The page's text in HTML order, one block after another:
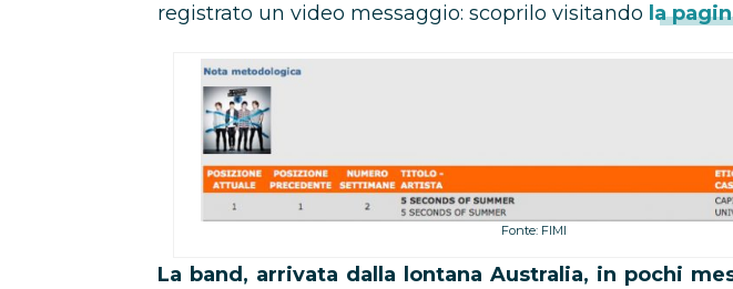
registrato un video messaggio: scoprilo visitando la
Fonte: FIMI
La band, arrivata dalla lontana Australia, in pochi